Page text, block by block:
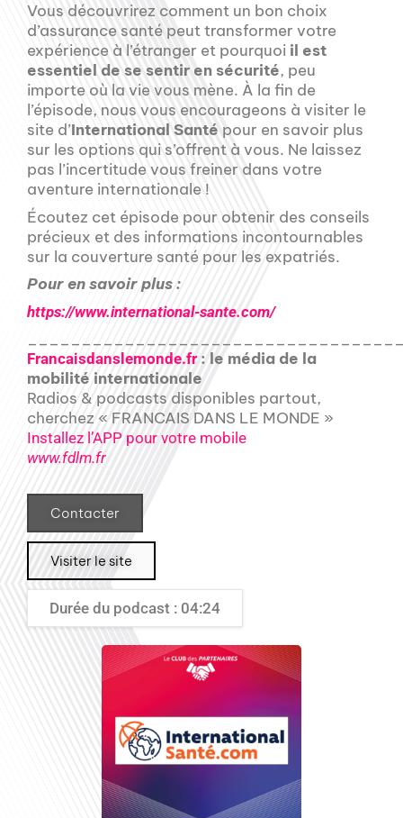
Vous découvrirez comment un bon choix
d’assurance santé peut transformer votre
expérience à l’étranger et pourquoi il est
essentiel de se sentir en sécurité, peu
importe où la vie vous mène. À la fin de
l’épisode, nous vous encourageons à visiter le
site d’International Santé pour en savoir plus
sur les options qui s’offrent à vous. Ne laissez
pas l’incertitude vous freiner dans votre
aventure internationale !
Écoutez cet épisode pour obtenir des conseils
précieux et des informations incontournables
sur la couverture santé pour les expatriés.
Pour en savoir plus :
https://www.international-sante.com/
Francaisdanslemonde.fr : le média de la
mobilité internationale
Radios & podcasts disponibles partout,
cherchez « FRANCAIS DANS LE MONDE »
Installez l’APP pour votre mobile
www.fdlm.fr
Contacter
Visiter le site
Durée du podcast : 04:24